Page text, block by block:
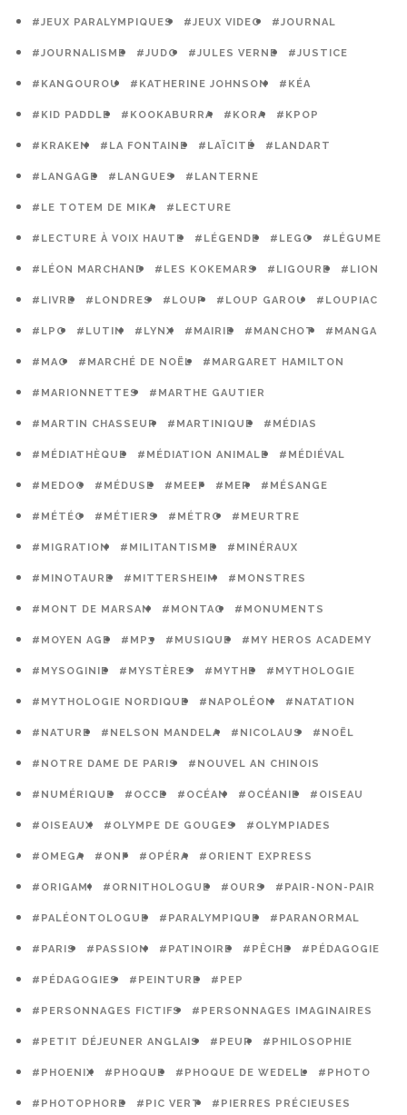
#JEUX PARALYMPIQUES #JEUX VIDEO #JOURNAL
#JOURNALISME #JUDO #JULES VERNE #JUSTICE
#KANGOUROU #KATHERINE JOHNSON #KÉA
#KID PADDLE #KOOKABURRA #KORA #KPOP
#KRAKEN #LA FONTAINE #LAÏCITÉ #LANDART
#LANGAGE #LANGUES #LANTERNE
#LE TOTEM DE MIKA #LECTURE
#LECTURE À VOIX HAUTE #LÉGENDE #LEGO #LÉGUME
#LÉON MARCHAND #LES KOKEMARS #LIGOURE #LION
#LIVRE #LONDRES #LOUP #LOUP GAROU #LOUPIAC
#LPO #LUTIN #LYNX #MAIRIE #MANCHOT #MANGA
#MAO #MARCHÉ DE NOËL #MARGARET HAMILTON
#MARIONNETTES #MARTHE GAUTIER
#MARTIN CHASSEUR #MARTINIQUE #MÉDIAS
#MÉDIATHÈQUE #MÉDIATION ANIMALE #MÉDIÉVAL
#MEDOC #MÉDUSE #MEEF #MER #MÉSANGE
#MÉTÉO #MÉTIERS #MÉTRO #MEURTRE
#MIGRATION #MILITANTISME #MINÉRAUX
#MINOTAURE #MITTERSHEIM #MONSTRES
#MONT DE MARSAN #MONTAG #MONUMENTS
#MOYEN AGE #MP3 #MUSIQUE #MY HEROS ACADEMY
#MYSOGINIE #MYSTÈRES #MYTHE #MYTHOLOGIE
#MYTHOLOGIE NORDIQUE #NAPOLÉON #NATATION
#NATURE #NELSON MANDELA #NICOLAUS #NOËL
#NOTRE DAME DE PARIS #NOUVEL AN CHINOIS
#NUMÉRIQUE #OCCE #OCÉAN #OCÉANIE #OISEAU
#OISEAUX #OLYMPE DE GOUGES #OLYMPIADES
#OMEGA #ONF #OPÉRA #ORIENT EXPRESS
#ORIGAMI #ORNITHOLOGUE #OURS #PAIR-NON-PAIR
#PALÉONTOLOGUE #PARALYMPIQUE #PARANORMAL
#PARIS #PASSION #PATINOIRE #PÊCHE #PÉDAGOGIE
#PÉDAGOGIES #PEINTURE #PEP
#PERSONNAGES FICTIFS #PERSONNAGES IMAGINAIRES
#PETIT DÉJEUNER ANGLAIS #PEUR #PHILOSOPHIE
#PHOENIX #PHOQUE #PHOQUE DE WEDELL #PHOTO
#PHOTOPHORE #PIC VERT #PIERRES PRÉCIEUSES